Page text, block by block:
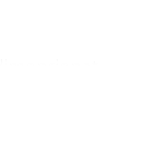
1,€_x009d_